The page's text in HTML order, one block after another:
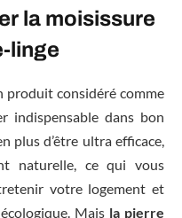
la moisissure
linge
produit considéré comme
indispensable dans bon
plus d’être ultra efficace,
naturelle, ce qui vous
votre logement et
Mais la pierre